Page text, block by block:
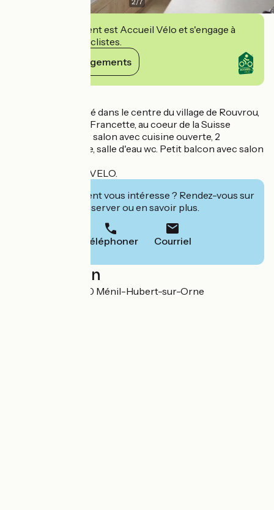
Cet établissement est Accueil Vélo et s'engage à
accueillir des cyclistes.
Voir ses engagements
Petite Maison situé dans le centre du village de Rouvrou,
proche de la Vélo Francette, au coeur de la Suisse
Normande. Séjour salon avec cuisine ouverte, 2
chambres à l'étage, salle d'eau wc. Petit balcon avec salon
LABEL ACCUEIL VELO.
Cet établissement vous intéresse ? Rendez-vous sur
leur site pour réserver ou en savoir plus.
Téléphoner Courriel
Localisation
5 Vieille Rue 61430 Ménil-Hubert-sur-Orne